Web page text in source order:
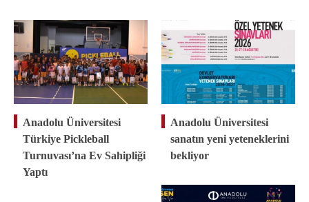
Anadolu Üniversitesi
Türkiye Pickleball
Turnuvası’na Ev Sahipliği
Yaptı
Anadolu Üniversitesi
sanatın yeni yeteneklerini
bekliyor